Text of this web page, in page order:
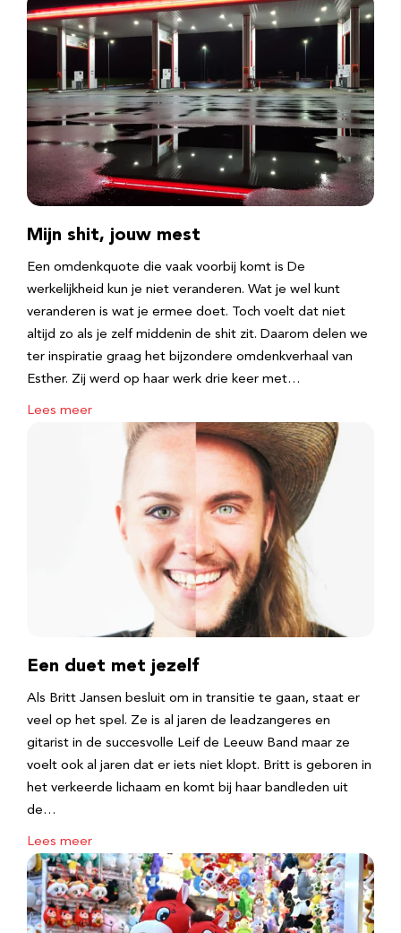
Mijn shit, jouw mest
Een omdenkquote die vaak voorbij komt is De
werkelijkheid kun je niet veranderen. Wat je wel kunt
veranderen is wat je ermee doet. Toch voelt dat niet
altijd zo als je zelf middenin de shit zit. Daarom delen we
ter inspiratie graag het bijzondere omdenkverhaal van
Esther. Zij werd op haar werk drie keer met…
Lees meer
Een duet met jezelf
Als Britt Jansen besluit om in transitie te gaan, staat er
veel op het spel. Ze is al jaren de leadzangeres en
gitarist in de succesvolle Leif de Leeuw Band maar ze
voelt ook al jaren dat er iets niet klopt. Britt is geboren in
het verkeerde lichaam en komt bij haar bandleden uit
de…
Lees meer